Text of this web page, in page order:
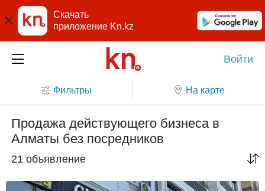
Скачать
приложение Kn.kz
Войти
Фильтры На карте
Продажа действующего бизнеса в
Алматы без посредников
21 объявление